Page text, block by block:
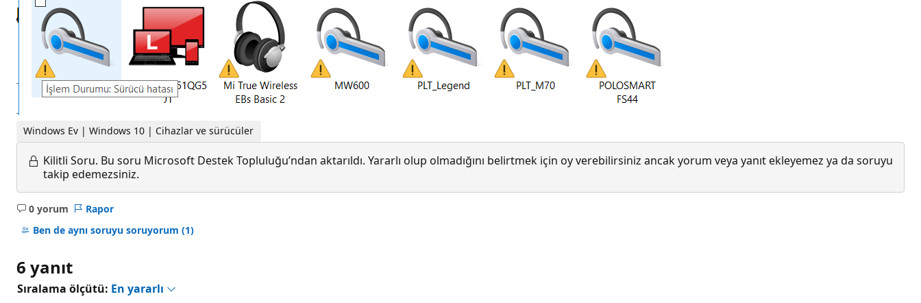
Windows Ev | Windows 10 | Cihazlar ve sürücüler
Kilitli Soru. Bu soru Microsoft Destek Topluluğu’ndan aktarıldı. Yararlı olup olmadığını belirtmek için oy verebilirsiniz ancak yorum veya yanıt ekleyemez ya da soruyu
takip edemezsiniz.
0 yorum
Açıklama
yok
Rapor
Ben de aynı soruyu soruyorum (1)
6 yanıt
Sıralama ölçütü: En yararlı